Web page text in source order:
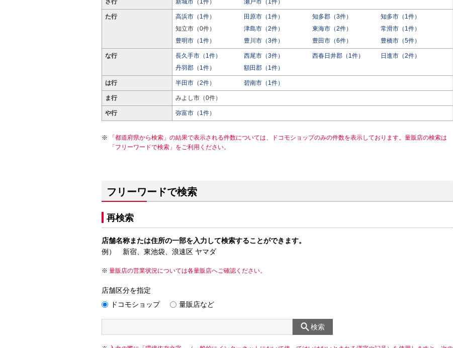
さ行 新城市（1件） 瀬戸市（1件）
た行 高浜市（1件） 田原市（1件） 知多郡（3件）
知多市（1件）
知立市（0件）
津島市（2件） 東海市（2件）
常滑市（1件）
豊明市（1件）
豊川市（3件） 豊田市（6件） 豊橋市（5件）
な行 長久手市（1件） 西尾市（3件） 西春日井郡（1件）
日進市（2件）
丹羽郡（1件）
額田郡（1件）
は行 半田市（2件） 碧南市（1件）
ま行 みよし市（0件）
や行 弥富市（1件）
「都道府県から検索」の結果で表示される件数については、ドコモショップのみの件数を表示しております。量販店の検索は
「フリーワードで検索」をご利用ください。
フリーワードで検索
再検索
店舗名称または住所の一部を入力して検索することができます。
例） 新宿、東池袋、浪速区 ヤマダ
量販店の営業状況については各量販店へご確認ください。
店舗区分を指定
ドコモショップ
量販店など
検索